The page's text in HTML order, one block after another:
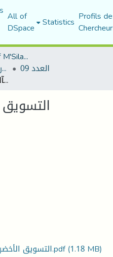
All of
DSpace Statistics Profils
Scientific Journals of M'Sila University
مجلة الدراسات الاقتصادية المعاصرة العدد 09
التسويق الأخضر كآلية لجذب المستهلك الأخضر
التسويق الأخضر كآلية لجذب المستهلك الأخضر.pdf(1.18 MB)